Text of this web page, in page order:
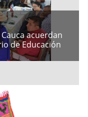
acuerdan
de Educación